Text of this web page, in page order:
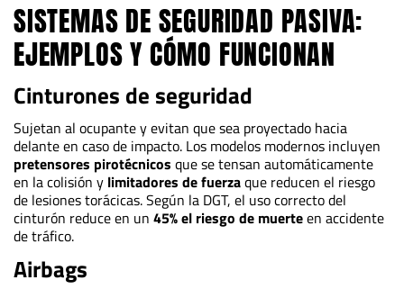
SISTEMAS DE SEGURIDAD PASIVA:
EJEMPLOS Y CÓMO FUNCIONAN
Cinturones de seguridad
Sujetan al ocupante y evitan que sea proyectado hacia
delante en caso de impacto. Los modelos modernos incluyen
pretensores pirotécnicos que se tensan automáticamente
en la colisión y limitadores de fuerzaque reducen el riesgo
de lesiones torácicas. Según la DGT, el uso correcto del
cinturón reduce en un 45% el riesgo de muerteen accidente
de tráfico.
Airbags